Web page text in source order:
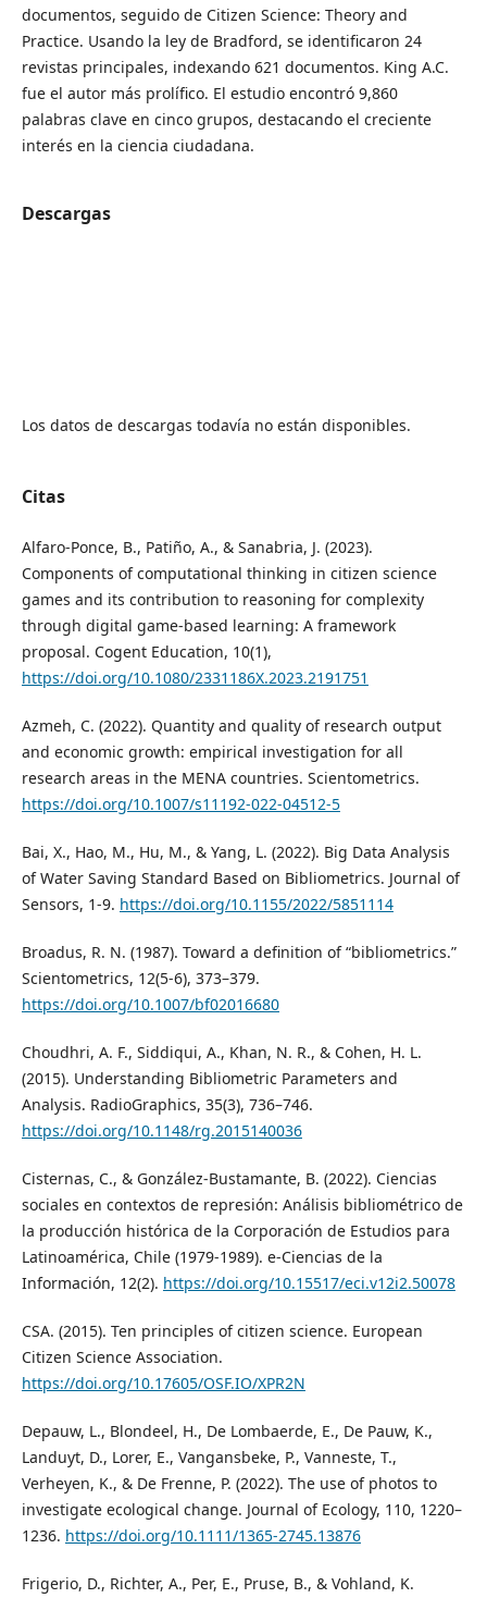
documentos, seguido de Citizen Science: Theory and
Practice. Usando la ley de Bradford, se identificaron 24
revistas principales, indexando 621 documentos. King A.C.
fue el autor más prolífico. El estudio encontró 9,860
palabras clave en cinco grupos, destacando el creciente
interés en la ciencia ciudadana.
Descargas
Los datos de descargas todavía no están disponibles.
Citas
Alfaro-Ponce, B., Patiño, A., & Sanabria, J. (2023).
Components of computational thinking in citizen science
games and its contribution to reasoning for complexity
through digital game-based learning: A framework
proposal. Cogent Education, 10(1),
https://doi.org/10.1080/2331186X.2023.2191751
Azmeh, C. (2022). Quantity and quality of research output
and economic growth: empirical investigation for all
research areas in the MENA countries. Scientometrics.
https://doi.org/10.1007/s11192-022-04512-5
Bai, X., Hao, M., Hu, M., & Yang, L. (2022). Big Data Analysis
of Water Saving Standard Based on Bibliometrics. Journal of
Sensors, 1-9. https://doi.org/10.1155/2022/5851114
Broadus, R. N. (1987). Toward a definition of “bibliometrics.”
Scientometrics, 12(5-6), 373–379.
https://doi.org/10.1007/bf02016680
Choudhri, A. F., Siddiqui, A., Khan, N. R., & Cohen, H. L.
(2015). Understanding Bibliometric Parameters and
Analysis. RadioGraphics, 35(3), 736–746.
https://doi.org/10.1148/rg.2015140036
Cisternas, C., & González-Bustamante, B. (2022). Ciencias
sociales en contextos de represión: Análisis bibliométrico de
la producción histórica de la Corporación de Estudios para
Latinoamérica, Chile (1979-1989). e-Ciencias de la
Información, 12(2). https://doi.org/10.15517/eci.v12i2.50078
CSA. (2015). Ten principles of citizen science. European
Citizen Science Association.
https://doi.org/10.17605/OSF.IO/XPR2N
Depauw, L., Blondeel, H., De Lombaerde, E., De Pauw, K.,
Landuyt, D., Lorer, E., Vangansbeke, P., Vanneste, T.,
Verheyen, K., & De Frenne, P. (2022). The use of photos to
investigate ecological change. Journal of Ecology, 110, 1220–
1236. https://doi.org/10.1111/1365-2745.13876
Frigerio, D., Richter, A., Per, E., Pruse, B., & Vohland, K.